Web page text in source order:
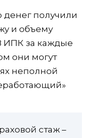
получили
и объему
ИПК за каждые
они могут
неполной
стаж –